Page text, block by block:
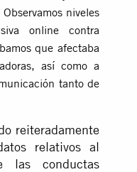
niveles
online contra
que afectaba
así como a
tanto de
reiteradamente
relativos al
las conductas